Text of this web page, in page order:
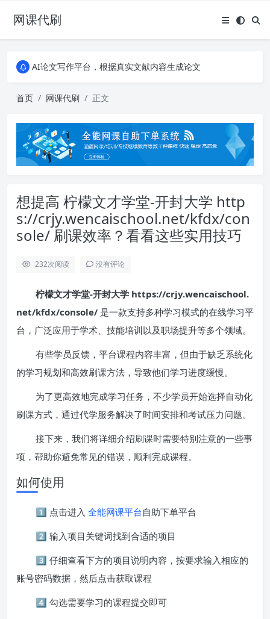
网课代刷
AI论文写作平台，根据真实文献内容生成论文
全能网课平台，大学生网课、成教、培训、继续教育。现已接入代刷代考项目3000+
全能网课平台，大学生网课、成教、培训、继续教育。现已接入代刷代考项目3000+
首页 网课代刷 正文
想提高 柠檬文才学堂-开封大学 http
s://crjy.wencaischool.net/kfdx/con
sole/ 刷课效率？看看这些实用技巧
232次阅读 没有评论
柠檬文才学堂-开封大学 https://crjy.wencaischool.
net/kfdx/console/ 是一款支持多种学习模式的在线学习平
台，广泛应用于学术、技能培训以及职场提升等多个领域。
有些学员反馈，平台课程内容丰富，但由于缺乏系统化
的学习规划和高效刷课方法，导致他们学习进度缓慢。
为了更高效地完成学习任务，不少学员开始选择自动化
刷课方式，通过代学服务解决了时间安排和考试压力问题。
接下来，我们将详细介绍刷课时需要特别注意的一些事
项，帮助你避免常见的错误，顺利完成课程。
如何使用
1️⃣ 点击进入 全能网课平台自助下单平台
2️⃣ 输入项目关键词找到合适的项目
3️⃣ 仔细查看下方的项目说明内容，按要求输入相应的
账号密码数据，然后点击获取课程
4️⃣ 勾选需要学习的课程提交即可